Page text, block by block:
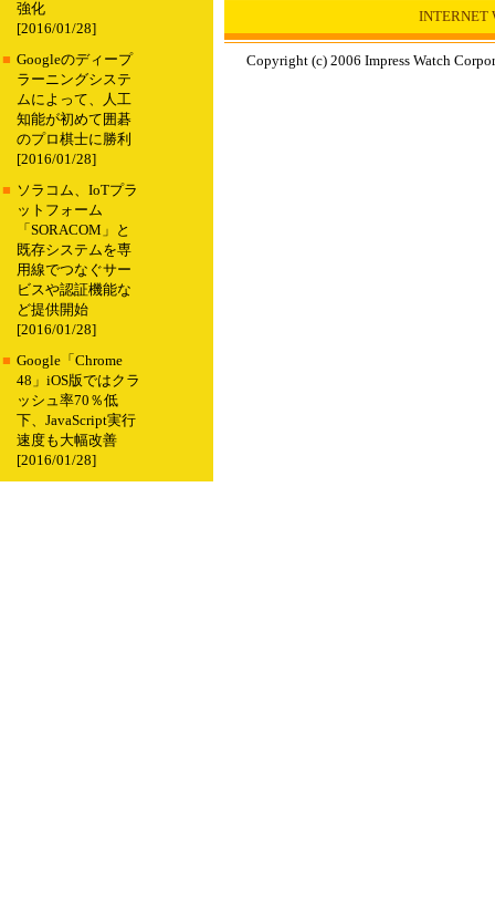
強化
[2016/01/28]
■ Googleのディープ
ラーニングシステ
ムによって、人工
知能が初めて囲碁
のプロ棋士に勝利
[2016/01/28]
■ ソラコム、IoTプラ
ットフォーム
「SORACOM」と
既存システムを専
用線でつなぐサー
ビスや認証機能な
ど提供開始
[2016/01/28]
■ Google「Chrome
48」iOS版ではクラ
ッシュ率70％低
下、JavaScript実行
速度も大幅改善
[2016/01/28]
INTERNET
Copyright (c) 2006 Impress Watch